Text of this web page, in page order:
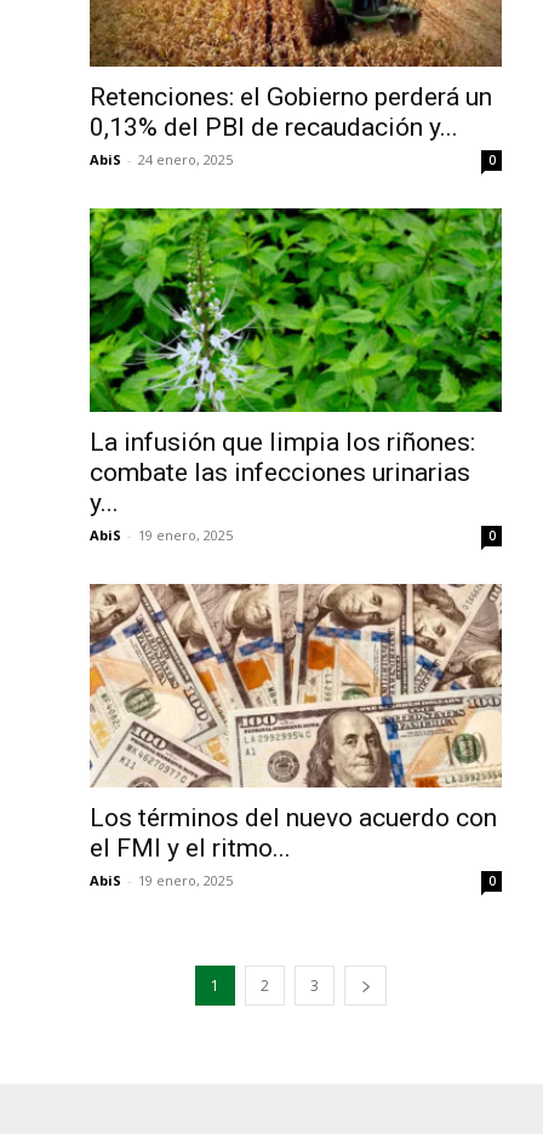
Retenciones: el Gobierno perderá un
0,13% del PBI de recaudación y...
AbiS - 24 enero, 2025 0
La infusión que limpia los riñones:
combate las infecciones urinarias
y...
AbiS - 19 enero, 2025 0
Los términos del nuevo acuerdo con
el FMI y el ritmo...
AbiS - 19 enero, 2025 0
1 2 3